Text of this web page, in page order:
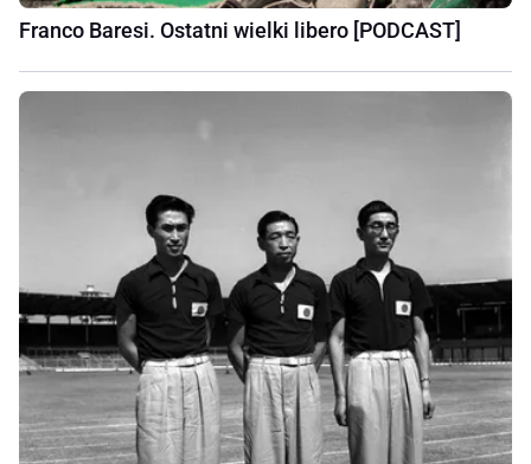
Franco Baresi. Ostatni wielki libero [PODCAST]